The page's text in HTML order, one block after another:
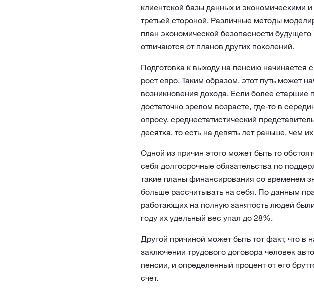
клиентской базы данных и экономическими
третьей стороной. Различные методы
план экономической безопасности
отличаются от планов других поколений.
Подготовка к выходу на пенсию начинается
рост евро. Таким образом, этот путь может
возникновения дохода. Если более старшие
достаточно зрелом возрасте, где-то в
опросу, среднестатистический
десятка, то есть на девять лет раньше, чем
Одной из причин этого может быть то
себя долгосрочные обязательства по
такие планы финансирования со временем
больше рассчитывать на себя. По данным
работающих на полную занятость людей
году их удельный вес упал до 28%.
Другой причиной может быть тот факт, что
заключении трудового договора человек
пенсии, и определенный процент от его
счет.